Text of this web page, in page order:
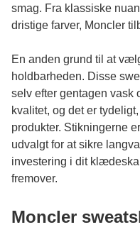
smag. Fra klassiske
dristige farver, Moncler
En anden grund til at
holdbarheden. Disse
selv efter gentagen vask
kvalitet, og det er
produkter. Stikningerne
udvalgt for at sikre
investering i dit
fremover.
Moncler